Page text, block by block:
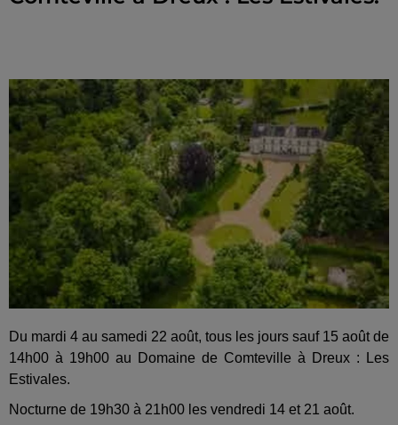
Du mardi 4 au samedi 22 août, tous les jours sauf 15 août de
14h00 à 19h00 au Domaine de Comteville à Dreux : Les
Estivales.
Nocturne de 19h30 à 21h00 les vendredi 14 et 21 août.